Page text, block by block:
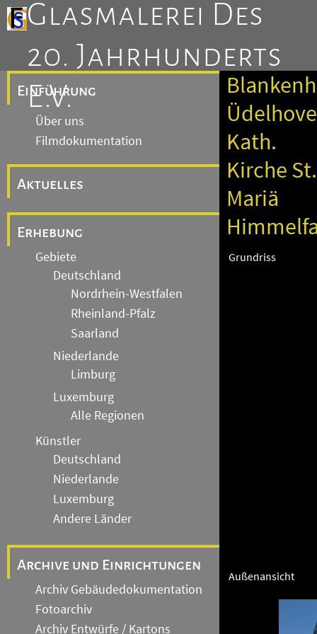
Glasmalerei Des
20. Jahrhunderts
E.V.
Einführung
Über uns
Filmdokumentation
Aktuelles
Erhebung
Gebiete
Deutschland
Nordrhein-Westfalen
Rheinland-Pfalz
Saarland
Niederlande
Limburg
Luxemburg
Alle Regionen
Künstler
Deutschland
Niederlande
Luxemburg
Andere Länder
Archive und Einrichtungen
Archiv Gebäudedokumentation
Fotoarchiv
Archiv Entwürfe / Kartons
Kath.
Kirche St.
Mariä
Grundriss
Außenansicht